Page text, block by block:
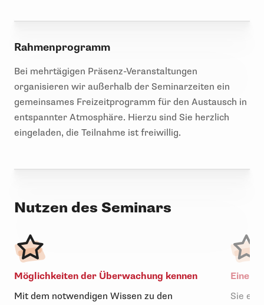
Rahmenprogramm
Bei mehrtägigen Präsenz-Veranstaltungen
organisieren wir außerhalb der Seminarzeiten ein
gemeinsames Freizeitprogramm für den Austausch in
entspannter Atmosphäre. Hierzu sind Sie herzlich
eingeladen, die Teilnahme ist freiwillig.
Nutzen des Seminars
Möglichkeiten der Überwachung kennen
Mit dem notwendigen Wissen zu den
Eine
Sie